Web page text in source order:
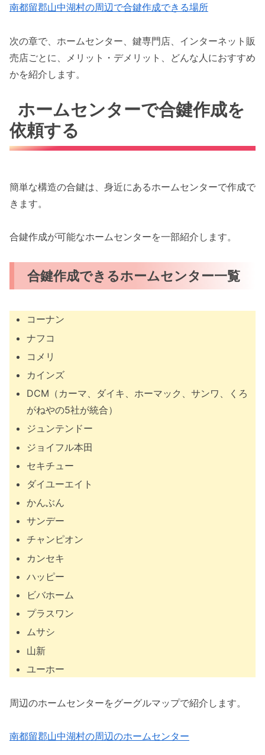
南都留郡山中湖村の周辺で合鍵作成できる場所
次の章で、ホームセンター、鍵専門店、インターネット販
売店ごとに、メリット・デメリット、どんな人におすすめ
かを紹介します。
ホームセンターで合鍵作成を
依頼する
簡単な構造の合鍵は、身近にあるホームセンターで作成で
きます。
合鍵作成が可能なホームセンターを一部紹介します。
合鍵作成できるホームセンター一覧
コーナン
ナフコ
コメリ
カインズ
DCM（カーマ、ダイキ、ホーマック、サンワ、くろ
がねやの5社が統合）
ジュンテンドー
ジョイフル本田
セキチュー
ダイユーエイト
かんぶん
サンデー
チャンピオン
カンセキ
ハッピー
ビバホーム
プラスワン
ムサシ
山新
ユーホー
周辺のホームセンターをグーグルマップで紹介します。
南都留郡山中湖村の周辺のホームセンター